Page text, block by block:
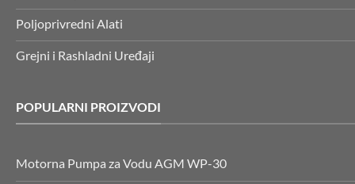
Poljoprivredni Alati
Grejni i Rashladni Uređaji
POPULARNI PROIZVODI
Motorna Pumpa za Vodu AGM WP-30